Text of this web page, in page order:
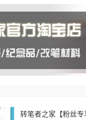
转笔者之家【粉丝专